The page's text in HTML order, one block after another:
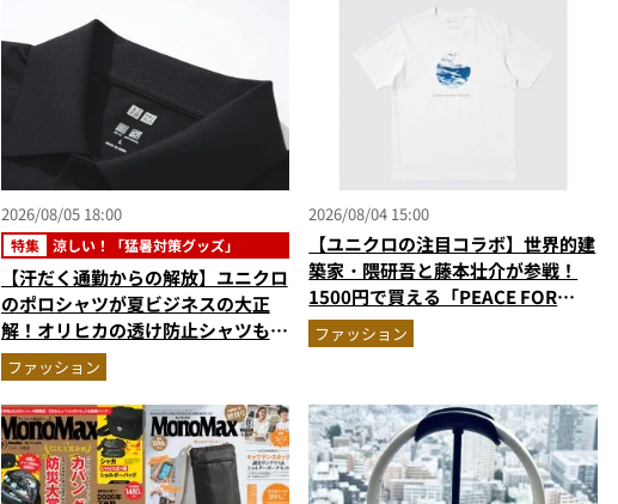
2026/08/05 18:00
特集 涼しい！「猛暑対策グッズ」
【汗だく通勤からの解放】ユニクロ
のポロシャツが夏ビジネスの大正
解！オリヒカの透け防止シャツも優
秀。酷暑も涼しい顔で働ける超快適
ウエアの実力
ファッション
2026/08/04 15:00
【ユニクロの注目コラボ】世界的建
築家・隈研吾と藤本壮介が参戦！
1500円で買える「PEACE FOR
ALL」最新作
ファッション